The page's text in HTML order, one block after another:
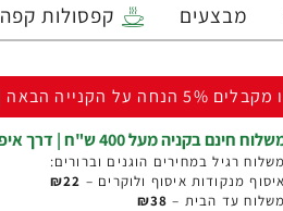
מבצעים קפסולות קפה
על הקנייה הבאה |
חינם בקניה מעל 400 ש"ח | דרך איפוסט עד 5 ק"ג
משלוח רגיל במחירים הוגנים וברורים:
איסוף מנקודות איסוף ולוקרים – ₪22
משלוח עד הבית – ₪38